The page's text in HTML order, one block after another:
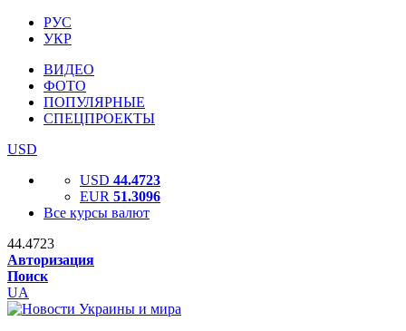
РУС
УКР
ВИДЕО
ФОТО
ПОПУЛЯРНЫЕ
СПЕЦПРОЕКТЫ
USD
USD 44.4723
EUR 51.3096
Все курсы валют
44.4723
Авторизация
Поиск
UA